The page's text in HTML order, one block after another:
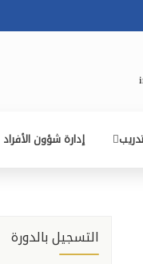
إدارة شؤون الأفراد
التسجيل بالدورة